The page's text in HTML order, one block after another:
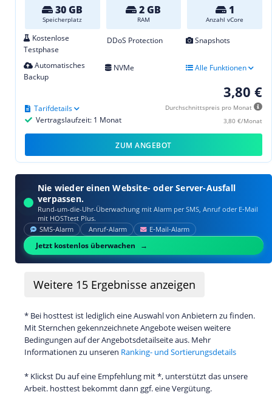
30 GB
Speicherplatz
2 GB
RAM
1
Anzahl vCore
Kostenlose
Testphase
DDoS Protection Snapshots
Automatisches
Backup
NVMe Alle Funktionen
3,80 €
Durchschnittspreis pro Monat
3,80 €/Monat
Vertragslaufzeit: 1 Monat
Tarifdetails
ZUM ANGEBOT
Nie wieder einen Website- oder Server-Ausfall
verpassen.
Rund-um-die-Uhr-Überwachung mit Alarm per SMS, Anruf oder E‑Mail
mit HOSTtest Plus.
SMS‑Alarm Anruf‑Alarm E‑Mail‑Alarm
Jetzt kostenlos überwachen
Weitere 15 Ergebnisse anzeigen
* Bei hosttest ist lediglich eine Auswahl von Anbietern zu finden.
Mit Sternchen gekennzeichnete Angebote weisen weitere
Bedingungen auf der Angebotsdetailseite aus. Mehr
Informationen zu unseren Ranking- und Sortierungsdetails
* Klickst Du auf eine Empfehlung mit *, unterstützt das unsere
Arbeit. hosttest bekommt dann ggf. eine Vergütung.